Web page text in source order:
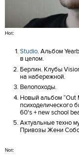
Hot:
Studio. Альбом
в целом.
Берлин. Клубы
на набережной.
Велопоходы.
Новый альбом “Out
психоделического
60's + new school
Актуальные техно
Привозы Жени
Not: